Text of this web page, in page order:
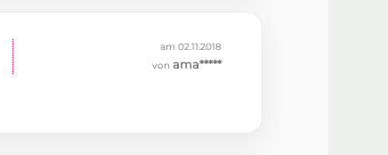
am 02.11.2018
von ama*****